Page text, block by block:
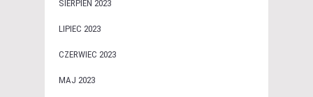
SIERPIEŃ 2023
LIPIEC 2023
CZERWIEC 2023
MAJ 2023